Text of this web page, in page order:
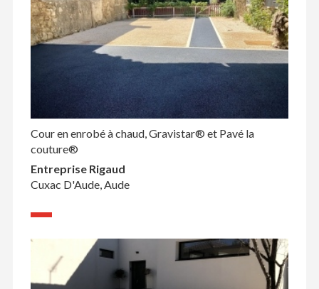
Cour en enrobé à chaud, Gravistar® et Pavé la
couture®
Entreprise Rigaud
Cuxac D'Aude, Aude